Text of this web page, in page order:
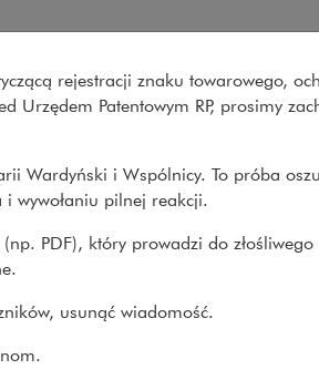
na
robimy O nas Nasze
LB Asset Management pozyskuje...
Management
farm
rejestracji znaku towarowego,
Urzędem Patentowym RP, prosimy
Wardyński i Wspólnicy. To próba
wywołaniu pilnej reakcji.
PDF), który prowadzi do złośliwego
usunąć wiadomość.